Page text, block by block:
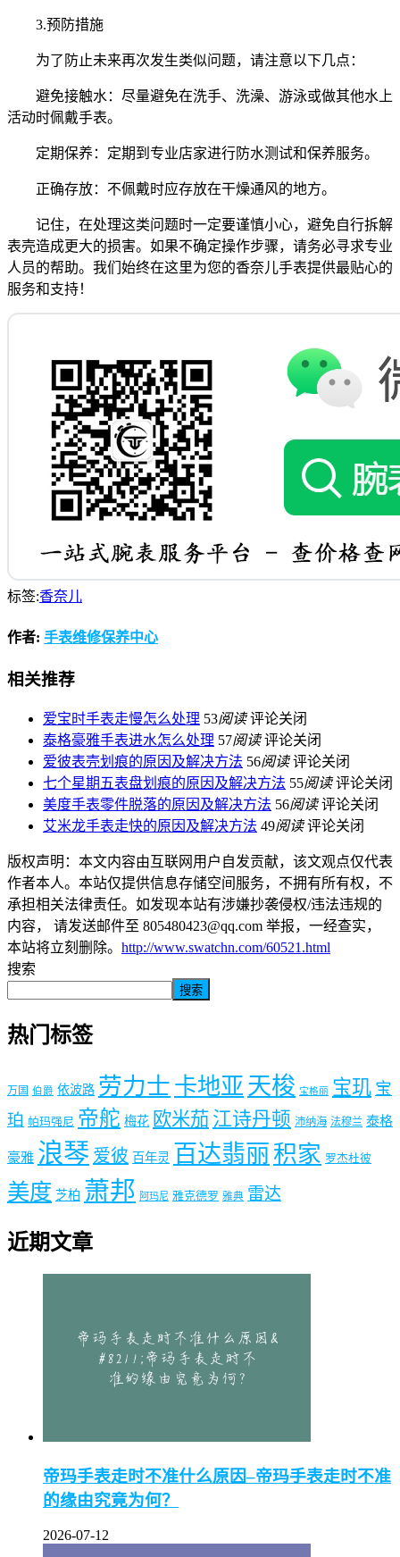
3.预防措施
为了防止未来再次发生类似问题，请注意以下几点：
避免接触水：尽量避免在洗手、洗澡、游泳或做其他水上
活动时佩戴手表。
定期保养：定期到专业店家进行防水测试和保养服务。
正确存放：不佩戴时应存放在干燥通风的地方。
记住，在处理这类问题时一定要谨慎小心，避免自行拆解
表壳造成更大的损害。如果不确定操作步骤，请务必寻求专业
人员的帮助。我们始终在这里为您的香奈儿手表提供最贴心的
服务和支持！
标签:香奈儿
作者: 手表维修保养中心
相关推荐
爱宝时手表走慢怎么处理 53阅读 评论关闭
泰格豪雅手表进水怎么处理 57阅读 评论关闭
爱彼表壳划痕的原因及解决方法 56阅读 评论关闭
七个星期五表盘划痕的原因及解决方法 55阅读 评论关闭
美度手表零件脱落的原因及解决方法 56阅读 评论关闭
艾米龙手表走快的原因及解决方法 49阅读 评论关闭
版权声明：本文内容由互联网用户自发贡献，该文观点仅代表
作者本人。本站仅提供信息存储空间服务，不拥有所有权，不
承担相关法律责任。如发现本站有涉嫌抄袭侵权/违法违规的
内容， 请发送邮件至 805480423@qq.com 举报，一经查实，
本站将立刻删除。 http://www.swatchn.com/60521.html
搜索
搜索
热门标签
万国 伯爵 依波路 劳力士 卡地亚 天梭 宝格丽 宝玑 宝
珀 帕玛强尼 帝舵 梅花 欧米茄 江诗丹顿 沛纳海 法穆兰 泰格
豪雅 浪琴 爱彼 百年灵 百达翡丽 积家 罗杰杜彼
美度 芝柏 萧邦 阿玛尼 雅克德罗 雅典 雷达
近期文章
帝玛手表走时不准什么原因–帝玛手表走时不准
的缘由究竟为何？
2026-07-12